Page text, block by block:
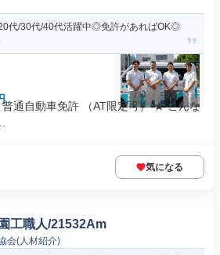
20代/30代/40代活躍中◎免許があればOK◎
通自動車免許 （AT限定可） ★ こんな
気になる
工職人/21532Am
会(人材紹介)